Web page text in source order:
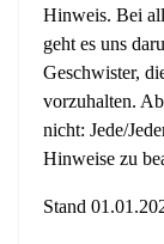
Hinweis. Bei
geht es uns
Geschwister,
vorzuhalten.
nicht: Jede/
Hinweise zu
Stand